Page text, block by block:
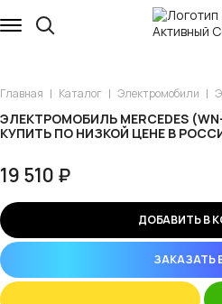
Главная Каталог Электромобили
ЭЛЕКТРОМОБИЛЬ MERCEDES
КУПИТЬ ПО НИЗКОЙ ЦЕНЕ В
19 510 ₽
ДОБАВИТЬ В
ЗАКАЗАТЬ